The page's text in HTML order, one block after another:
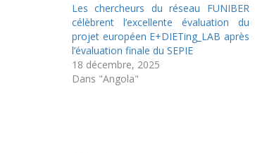
Les chercheurs du réseau FUNIBER
célèbrent l’excellente évaluation du
projet européen E+DIETing_LAB après
l’évaluation finale du SEPIE
18 décembre, 2025
Dans "Angola"